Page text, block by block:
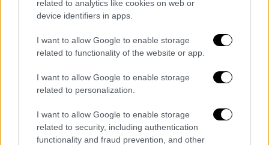
related to analytics like cookies on web or
device identifiers in apps.
I want to allow Google to enable storage
related to functionality of the website or app.
I want to allow Google to enable storage
related to personalization.
I want to allow Google to enable storage
related to security, including authentication
functionality and fraud prevention, and other
και καταβάλλεται από το Δημόσιο.
γ) Στα άτομα με αναπηρία που κρίνεται ότι
δικαιούνται αναδρομικής καταβολής της
προνοιακής παροχής σε χρήμα της υποπερ.
βγ) της περ. β) για τον μήνα Νοέμβριο
καταβολή της μηνιαίας προνοιακής παροχής
του μήνα αυτού.